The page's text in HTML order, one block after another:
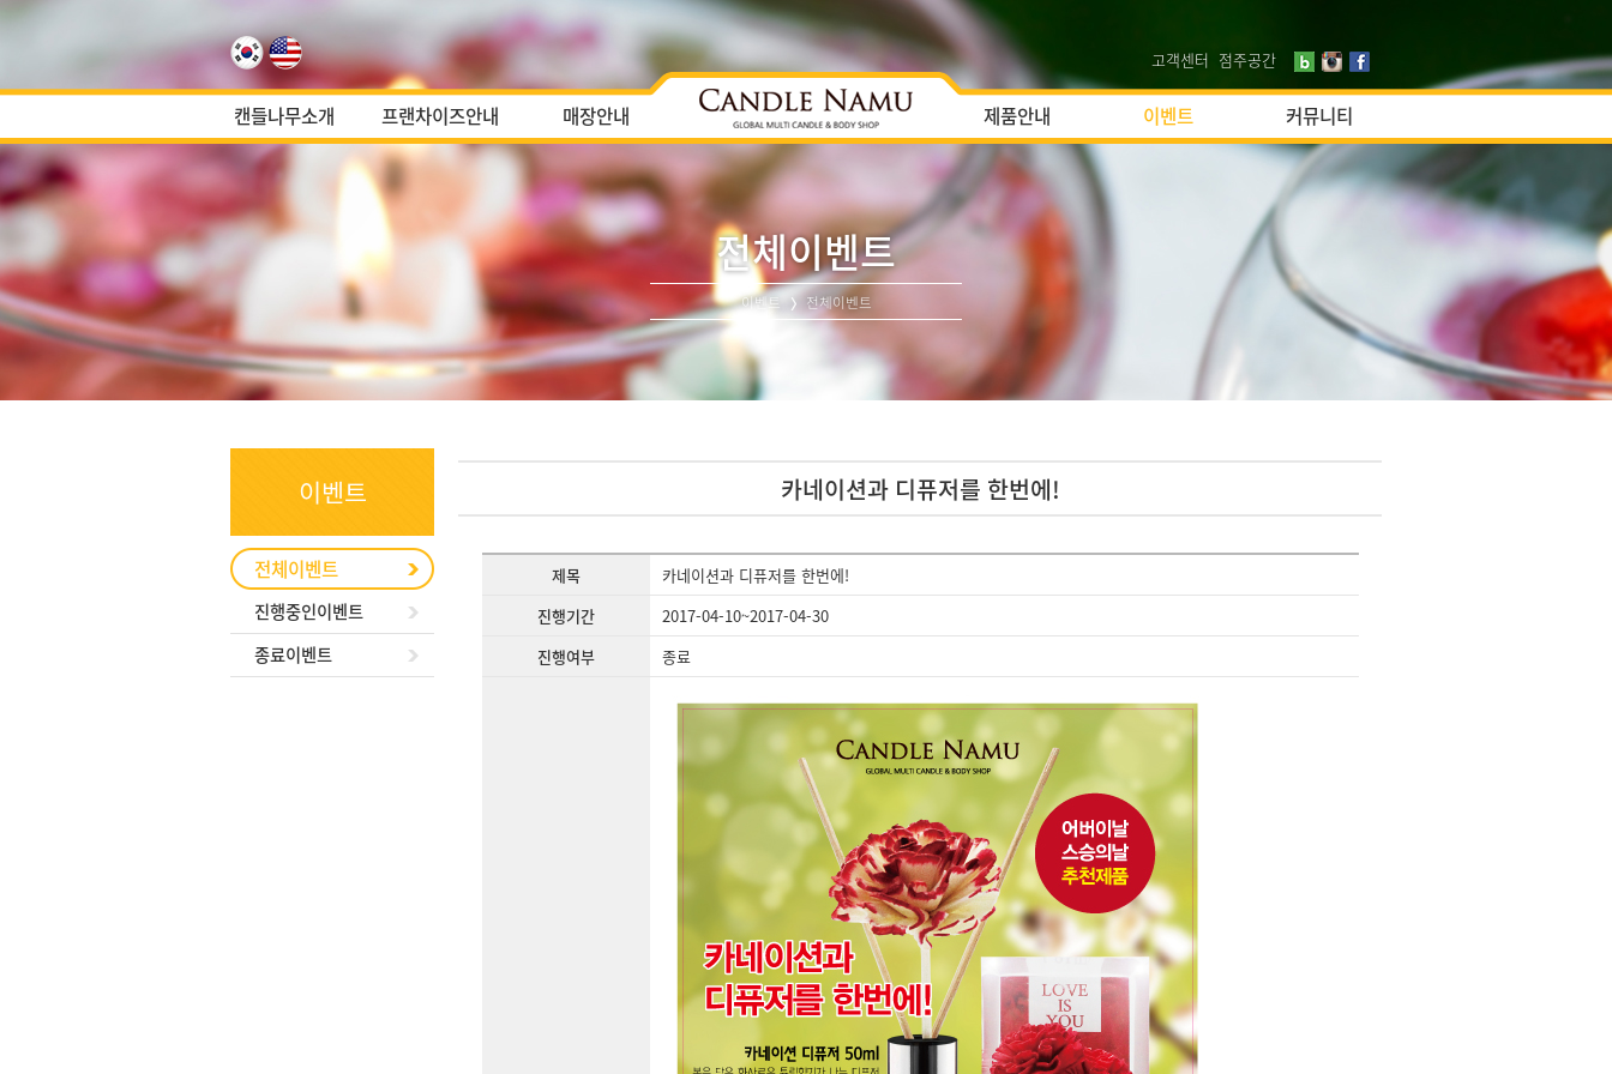
고객센터 점주공간
캔들나무소개 프랜차이즈안내 매장안내 제품안내 이벤트 커뮤니티
전체이벤트
이벤트 전체이벤트
이벤트
전체이벤트
진행중인이벤트
종료이벤트
카네이션과 디퓨저를 한번에!
제목
카네이션과 디퓨저를 한번에!
진행기간
2017-04-10~2017-04-30
진행여부
종료